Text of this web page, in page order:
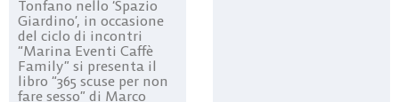
Tonfano nello ‘Spazio
Giardino’, in occasione
del ciclo di incontri
“Marina Eventi Caffè
Family” si presenta il
libro “365 scuse per non
fare sesso” di Marco